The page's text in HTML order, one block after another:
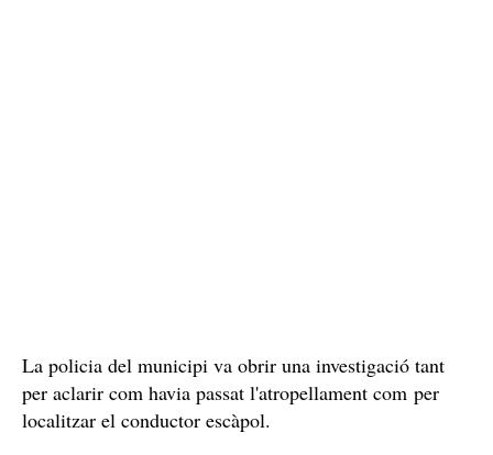
La policia del municipi va obrir una investigació tant
per aclarir com havia passat l'atropellament com per
localitzar el conductor escàpol.